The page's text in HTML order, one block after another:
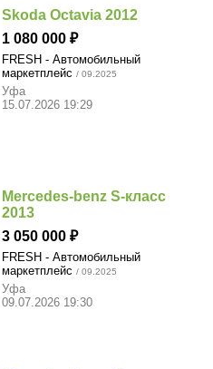
Skoda Octavia 2012
1 080 000
FRESH - Автомобильный
маркетплейс / 09.2025
Уфа
15.07.2026 19:29
Mercedes-benz S-класс
2013
3 050 000
FRESH - Автомобильный
маркетплейс / 09.2025
Уфа
09.07.2026 19:30